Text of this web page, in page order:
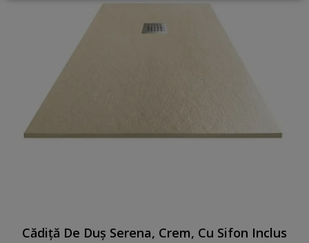
Cădiță De Duș Serena, Crem, Cu Sifon Inclus